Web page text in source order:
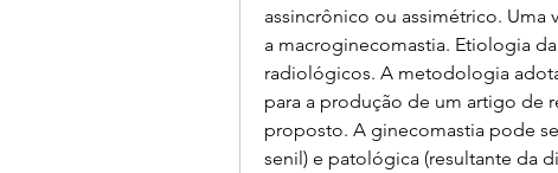
assincrônico ou assimétrico. Uma
a macroginecomastia. Etiologia
radiológicos. A metodologia
para a produção de um artigo de
proposto. A ginecomastia pode
senil) e patológica (resultante da